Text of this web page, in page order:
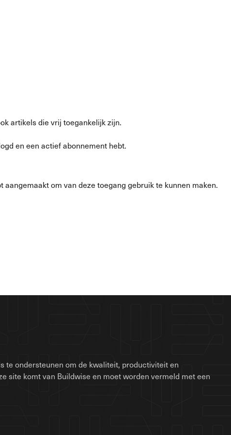
artikels die vrij toegankelijk zijn.
en een actief abonnement hebt.
aangemaakt om van deze toegang gebruik te kunnen maken.
te ondersteunen om de kwaliteit, productiviteit en
site komt van Buildwise en moet worden vermeld met een